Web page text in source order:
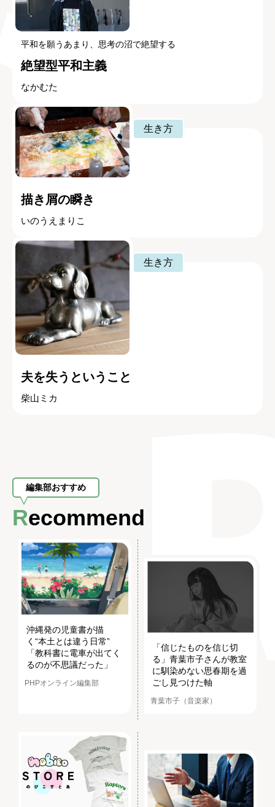
平和を願うあまり、思考の沼で絶望する
絶望型平和主義
なかむた
生き方
描き屑の瞬き
いのうえまりこ
生き方
夫を失うということ
柴山ミカ
編集部おすすめ
Recommend
沖縄発の児童書が描
く“本土とは違う日常”
「教科書に電車が出てく
るのが不思議だった」
PHPオンライン編集部
「信じたものを信じ切
る」青葉市子さんが教室
に馴染めない思春期を過
ごし見つけた軸
青葉市子（音楽家）